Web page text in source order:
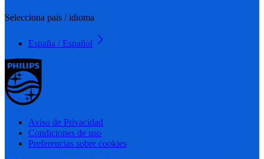
Selecciona país / idioma
España / Español
Aviso de Privacidad
Condiciones de uso
Preferencias sobre cookies